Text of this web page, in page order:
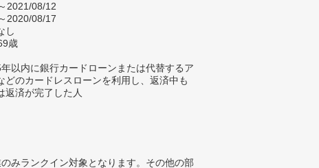
2021/08/12
2020/08/17
し
歳
以内に銀行カードローンまたは代替するア
どのカードレスローンを利用し、返済中も
返済が完了した人
みランクイン対象となります。その他の部